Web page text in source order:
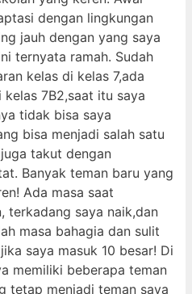
dengan lingkungan
jauh dengan yang saya
ternyata ramah. Sudah
kelas di kelas 7,ada
7B2,saat itu saya
tidak bisa saya
bisa menjadi salah satu
takut dengan
Banyak teman baru yang
Ada masa saat
terkadang saya naik,dan
masa bahagia dan sulit
saya masuk 10 besar! Di
memiliki beberapa teman
tetap menjadi teman saya